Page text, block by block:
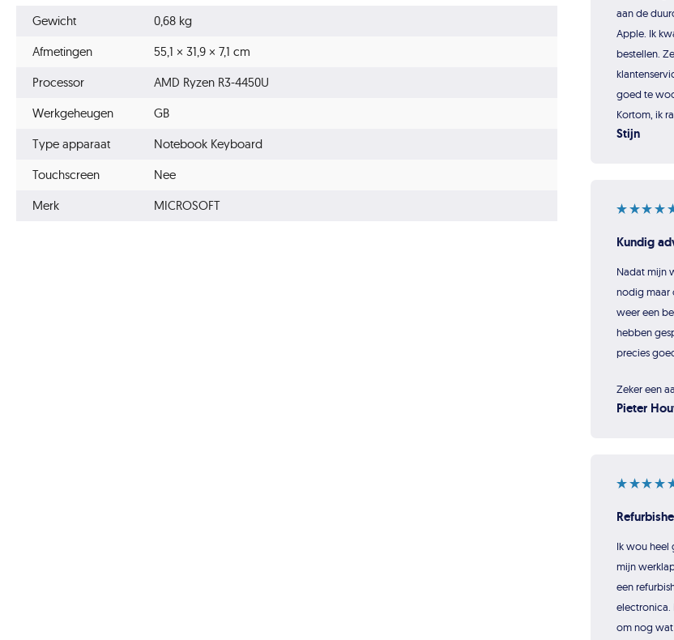
Gewicht
0,68 kg
Afmetingen
55,1 × 31,9 × 7,1 cm
Processor
AMD Ryzen R3-4450U
Werkgeheugen
GB
Type apparaat
Notebook Keyboard
Touchscreen
Nee
Merk
MICROSOFT
aan de
Apple. Ik
bestellen.
goed te
Kortom, ik
Stijn
Kundig
Nadat mijn
nodig maar
weer een
hebben
precies
Zeker een
Pieter
Ik wou heel
mijn
een
electronica.
om nog